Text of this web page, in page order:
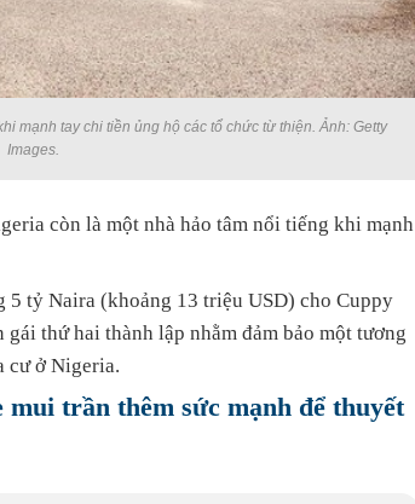
mạnh tay chi tiền ủng hộ các tổ chức từ thiện. Ảnh: Getty
Images.
còn là một nhà hảo tâm nổi tiếng khi mạnh
5 tỷ Naira (khoảng 13 triệu USD) cho Cuppy
thứ hai thành lập nhằm đảm bảo một tương
cư ở Nigeria.
trần thêm sức mạnh để thuyết